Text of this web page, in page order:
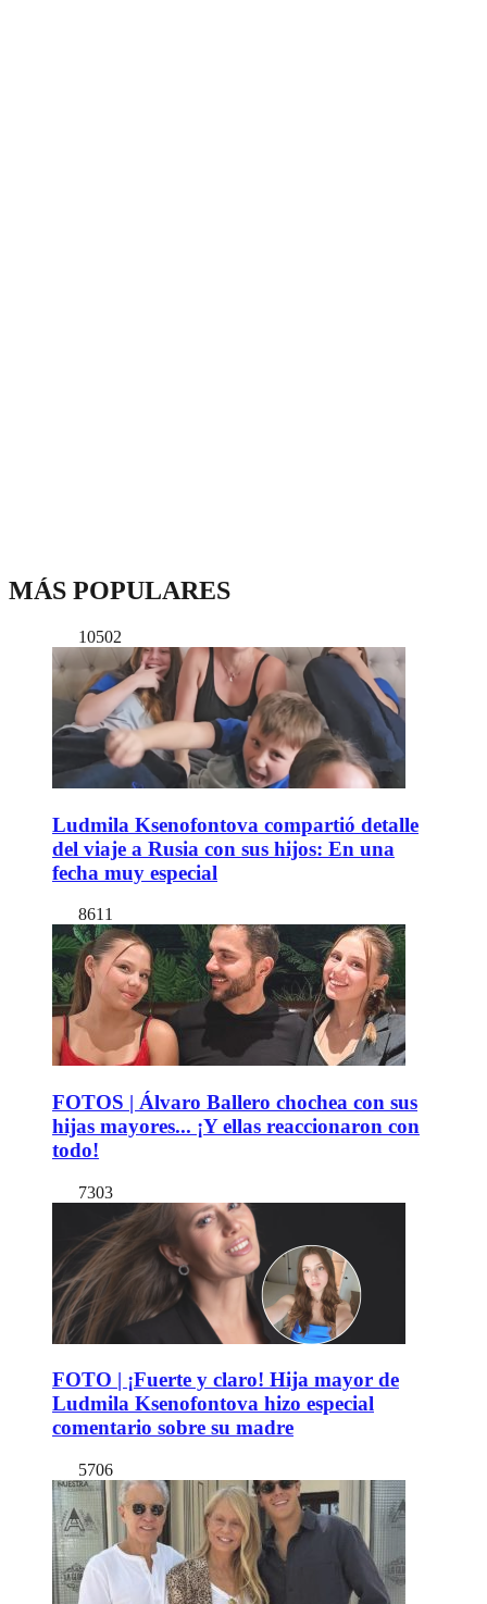
MÁS POPULARES
10502
Ludmila Ksenofontova compartió detalle
del viaje a Rusia con sus hijos: En una
fecha muy especial
8611
FOTOS | Álvaro Ballero chochea con sus
hijas mayores... ¡Y ellas reaccionaron con
todo!
7303
FOTO | ¡Fuerte y claro! Hija mayor de
Ludmila Ksenofontova hizo especial
comentario sobre su madre
5706